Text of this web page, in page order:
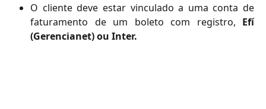
O cliente deve estar vinculado a uma conta de
faturamento de um boleto com registro, Efí
(Gerencianet) ou Inter.